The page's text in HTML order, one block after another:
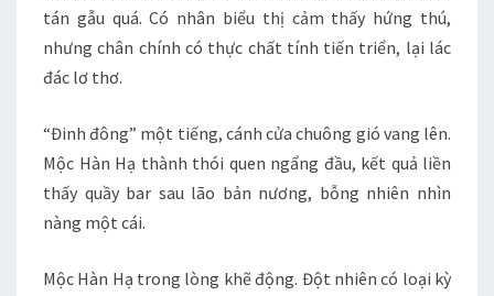
tán gẫu quá. Có nhân biểu thị cảm thấy hứng thú,
nhưng chân chính có thực chất tính tiến triển, lại lác
đác lơ thơ.
“Đinh đông” một tiếng, cánh cửa chuông gió vang lên.
Mộc Hàn Hạ thành thói quen ngẩng đầu, kết quả liền
thấy quầy bar sau lão bản nương, bỗng nhiên nhìn
nàng một cái.
Mộc Hàn Hạ trong lòng khẽ động. Đột nhiên có loại kỳ